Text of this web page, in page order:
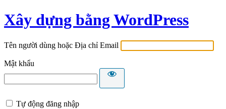
Xây dựng bằng WordPress
Tên người dùng hoặc Địa chỉ Email
Mật khẩu
Tự động đăng nhập